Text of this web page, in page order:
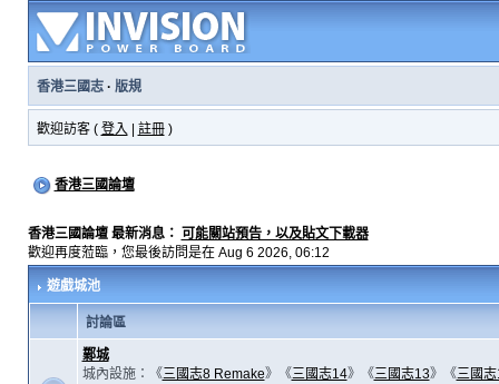
香港三國志· 版規
歡迎訪客 ( 登入 註冊)
香港三國論壇
香港三國論壇 最新消息： 可能關站預告，以及貼文下載器
歡迎再度蒞臨，您最後訪問是在 Aug 6 2026, 06:12
遊戲城池
討論區
鄴城
城內設施：《三國志8 Remake》《三國志14》《三國志13》《三國